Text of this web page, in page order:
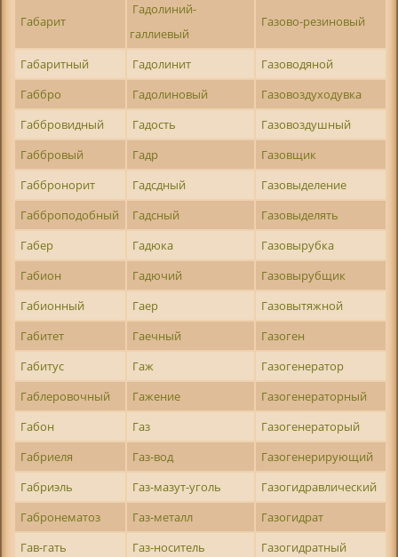
Габарит
Гадолиний-
галлиевый
Газово-резиновый
Габаритный Гадолинит
Газоводяной
Габбро
Гадолиновый
Газовоздуходувка
Габбровидный
Гадость
Газовоздушный
Габбровый
Гадр
Газовщик
Габбронорит
Гадсдный
Газовыделение
Габброподобный
Гадсный
Газовыделять
Габер
Гадюка
Газовырубка
Габион
Гадючий
Газовырубщик
Габионный
Гаер
Газовытяжной
Габитет
Гаечный
Газоген
Габитус
Гаж
Газогенератор
Габлеровочный
Гажение
Газогенераторный
Габон
Газ
Газогенераторый
Габриеля
Газ-вод
Газогенерирующий
Габриэль
Газ-мазут-уголь
Газогидравлический
Габронематоз
Газ-металл
Газогидрат
Гав-гать
Газ-носитель
Газогидратный